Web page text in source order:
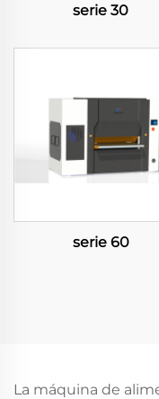
serie 30
serie 60
La máquina de